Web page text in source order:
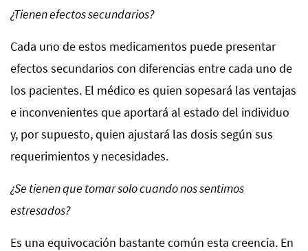
¿Tienen efectos secundarios?
Cada uno de estos medicamentos puede presentar
efectos secundarios con diferencias entre cada uno de
los pacientes. El médico es quien sopesará las ventajas
e inconvenientes que aportará al estado del individuo
y, por supuesto, quien ajustará las dosis según sus
requerimientos y necesidades.
¿Se tienen que tomar solo cuando nos sentimos
estresados?
Es una equivocación bastante común esta creencia. En